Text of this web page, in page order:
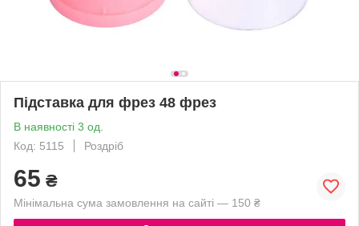
Підставка для фрез 48 фрез
В наявності 3 од.
Код: 5115
Роздріб
65 ₴
Мінімальна сума замовлення на сайті — 150 ₴